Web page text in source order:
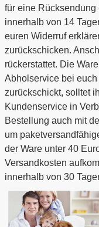
für eine
innerhalb von 14
euren Widerruf
zurückschicken.
rückerstattet. Die
Abholservice bei
zurückschickt, solltet
Kundenservice in
Bestellung auch mit
um
der Ware unter 40
Versandkosten
innerhalb von 30